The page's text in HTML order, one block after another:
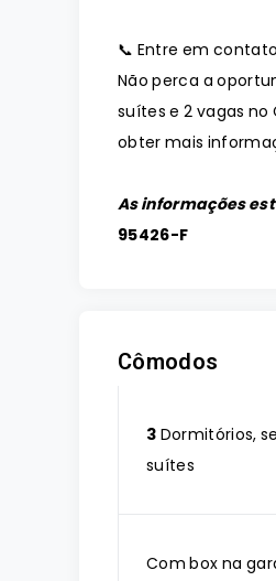
📞 Entre em
Não perca a
suítes e 2 vagas
obter mais
As informações
95426-F
Cômodos
3 Dormitórios,
suítes
Com box na